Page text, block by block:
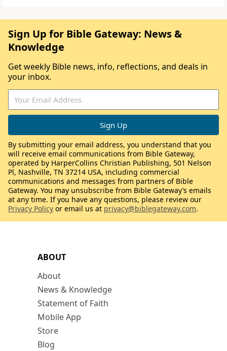
ABOUT
About
News & Knowledge
Statement of Faith
Mobile App
Store
Blog
Sign Up for Bible Gateway: News &
Knowledge
Get weekly Bible news, info, reflections, and deals in
your inbox.
By submitting your email address, you understand that you
will receive email communications from Bible Gateway,
operated by HarperCollins Christian Publishing, 501 Nelson
Pl, Nashville, TN 37214 USA, including commercial
communications and messages from partners of Bible
Gateway. You may unsubscribe from Bible Gateway’s emails
at any time. If you have any questions, please review our
Privacy Policy or email us at privacy@biblegateway.com.